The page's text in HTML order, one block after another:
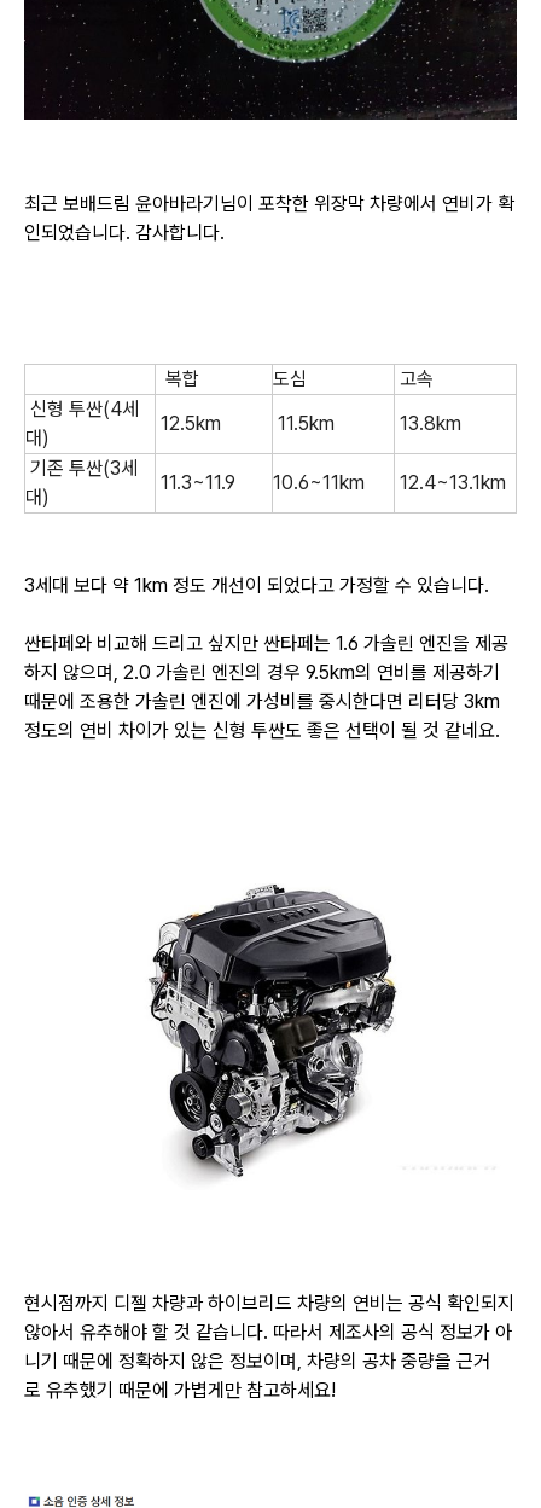
최근 보배드림 윤아바라기님이 포착한 위장막 차량에서 연비가 확
인되었습니다. 감사합니다.
복합 도심
고속
신형 투싼(4세
대)
12.5km 11.5km
13.8km
기존 투싼(3세
대)
11.3~11.9 10.6~11km 12.4~13.1km
3세대 보다 약 1km 정도 개선이 되었다고 가정할 수 있습니다.
싼타페와 비교해 드리고 싶지만 싼타페는 1.6 가솔린 엔진을 제공
하지 않으며, 2.0 가솔린 엔진의 경우 9.5km의 연비를 제공하기
때문에 조용한 가솔린 엔진에 가성비를 중시한다면 리터당 3km
정도의 연비 차이가 있는 신형 투싼도 좋은 선택이 될 것 같네요.
현시점까지 디젤 차량과 하이브리드 차량의 연비는 공식 확인되지
않아서 유추해야 할 것 같습니다. 따라서 제조사의 공식 정보가 아
니기 때문에 정확하지 않은 정보이며, 차량의 공차 중량을 근거
로 유추했기 때문에 가볍게만 참고하세요!